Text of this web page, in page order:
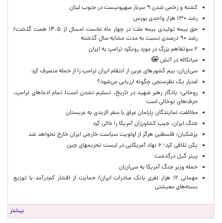
کشته و زخمی شدن ۹ سرباز صهیونیست در جنوب لبنان
رشد ۱۳۰ هزار واحدی بورس
حق بیمه تولیدی بیمه ملت در چهار ماه نخست امسال از ۱۴.۵ همت گذشت/
رشد ۹۰ درصدی نسبت به مدت مشابه سال گذشته
۲ سوتفاهم بزرگ در مورد رویکرد ترامپ به ایران
میانکاله در آتش
سی‌ان‌ان: بیم کشورهای عربی از انتقام ایران ترامپ را از حمله منصرف کرد
اعتبار یک نظرسنجی چگونه ارزیابی می‌شود؟
روحانی: یادگار رهبر شهید در تاریخ، تسلیم نشدن است/ تمام ادعاهای ترامپ،
حرف‌های توخالی است
مخالفت نمایندگان پارلمان عراق با سفر الزیدی به عربستان
جنگ ایران، جیب کشاورزان آمریکا را خالی کرد
پزشکیان: فلسطین هرگز از اولویت سیاست خارجی ایران خارج نخواهد شد
پکن تلافی کرد؛ ۶ نهاد آمریکایی در لیست تحریمهای چین
پیتر گیل درگذشت
حمله وزیر جنگ آمریکا به سی‌ان‌ان
مهمانی ۱۲ هزار نفری بانک صادرات ایران/ حمایت از اقشار کم‌درآمد با توزیع
بسته‌های معیشتی
بیشتر